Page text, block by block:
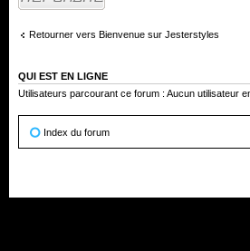
Retourner vers Bienvenue sur Jesterstyles
QUI EST EN LIGNE
Utilisateurs parcourant ce forum : Aucun utilisateur
Index du forum